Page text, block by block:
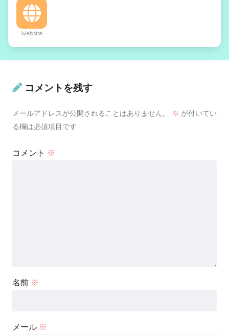
Website
コメントを残す
メールアドレスが公開されることはありません。 ※ が付いてい
る欄は必須項目です
コメント ※
名前 ※
メール ※